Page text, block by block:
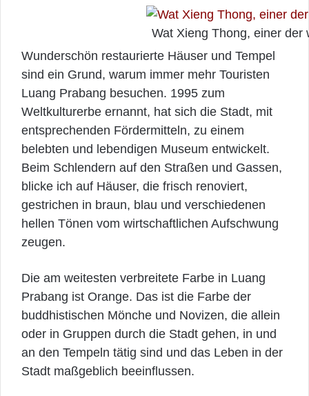
Wat Xieng Thong, einer der
Wunderschön restaurierte Häuser und Tempel
sind ein Grund, warum immer mehr Touristen
Luang Prabang besuchen. 1995 zum
Weltkulturerbe ernannt, hat sich die Stadt, mit
entsprechenden Fördermitteln, zu einem
belebten und lebendigen Museum entwickelt.
Beim Schlendern auf den Straßen und Gassen,
blicke ich auf Häuser, die frisch renoviert,
gestrichen in braun, blau und verschiedenen
hellen Tönen vom wirtschaftlichen Aufschwung
zeugen.
Die am weitesten verbreitete Farbe in Luang
Prabang ist Orange. Das ist die Farbe der
buddhistischen Mönche und Novizen, die allein
oder in Gruppen durch die Stadt gehen, in und
an den Tempeln tätig sind und das Leben in der
Stadt maßgeblich beeinflussen.